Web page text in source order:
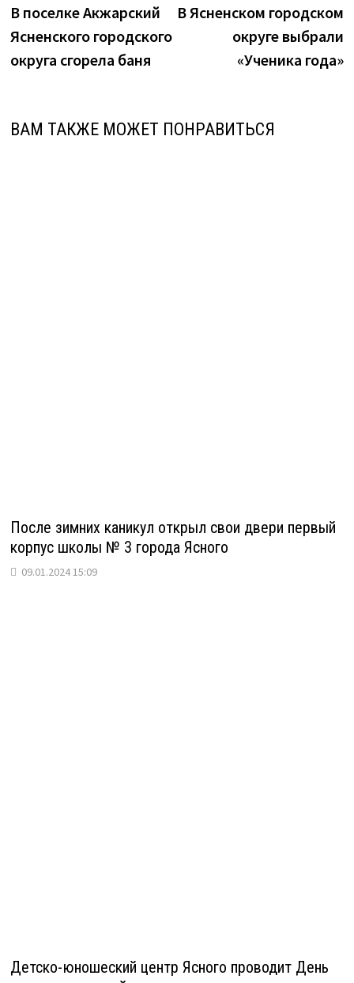
по
записям
запись:
В поселке Акжарский
Ясненского городского
округа сгорела баня
В Ясненском городском
округе выбрали
«Ученика года»
ВАМ ТАКЖЕ МОЖЕТ ПОНРАВИТЬСЯ
После зимних каникул открыл свои двери первый
корпус школы № 3 города Ясного
09.01.2024 15:09
Детско-юношеский центр Ясного проводит День